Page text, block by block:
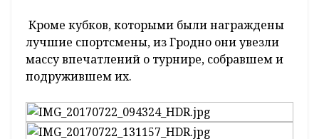
Кроме кубков, которыми были награждены
лучшие спортсмены, из Гродно они увезли
массу впечатлений о турнире, собравшем и
подружившем их.